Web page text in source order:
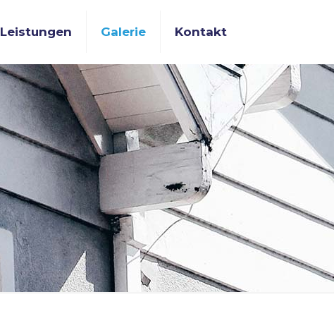
Leistungen Galerie Kontakt